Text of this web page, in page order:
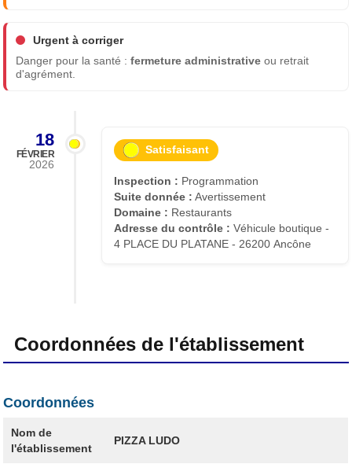
Urgent à corriger
Danger pour la santé :fermeture administrative ou retrait
d'agrément.
18
FÉVRIER
2026
Satisfaisant
Inspection : Programmation
Suite donnée : Avertissement
Domaine : Restaurants
Adresse du contrôle : Véhicule boutique -
4 PLACE DU PLATANE - 26200 Ancône
Coordonnées de l'établissement
Coordonnées
Nom de
l'établissement
PIZZA LUDO